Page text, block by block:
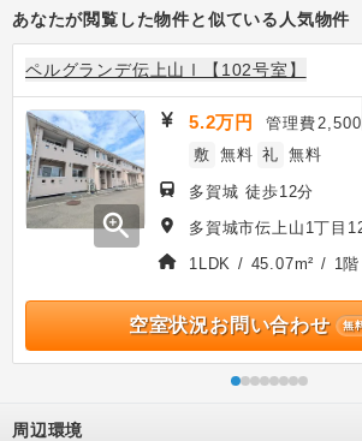
あなたが閲覧した物件と似ている人気物件
ペルグランデ伝上山Ⅰ【102号室】
zoom_in
5.2万円 管理費 2,500
敷 無料 礼 無料
多賀城 徒歩12分
多賀城市伝上山1丁目
1LDK / 45.07m² / 1階
空室状況お問い合わせ 無
周辺環境